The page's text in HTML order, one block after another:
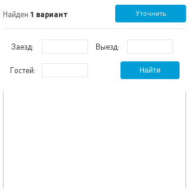
Найден 1 вариант Уточнить
Заезд: Выезд:
Гостей: Найти